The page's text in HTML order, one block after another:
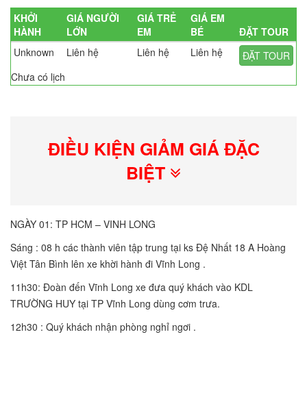
KHỞI
HÀNH
GIÁ NGƯỜI
LỚN
GIÁ TRẺ
EM
GIÁ EM
BÉ
ĐẶT TOUR
Unknown
Liên hệ Liên hệ Liên hệ
ĐẶT TOUR
Chưa có lịch
ĐIỀU KIỆN GIẢM GIÁ ĐẶC
BIỆT
NGÀY 01: TP HCM – VINH LONG
Sáng : 08 h các thành viên tập trung tại ks Đệ Nhất 18 A Hoàng
Việt Tân Bình lên xe khời hành đi Vĩnh Long .
11h30: Đoàn đến Vĩnh Long xe đưa quý khách vào KDL
TRƯỜNG HUY tại TP Vĩnh Long dùng cơm trưa.
12h30 : Quý khách nhận phòng nghỉ ngơi .